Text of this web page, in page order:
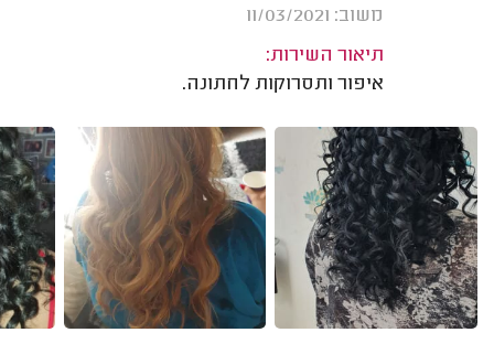
משוב: 11/03/2021
תיאור השירות:
איפור ותסרוקות לחתונה.